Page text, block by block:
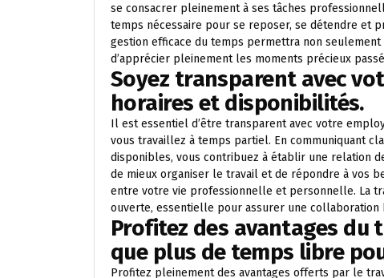
se consacrer pleinement à ses tâches
temps nécessaire pour se reposer, se détendre et
gestion efficace du temps permettra non seulement
d’apprécier pleinement les moments précieux
Soyez transparent avec
horaires et disponibilités.
Il est essentiel d’être transparent avec votre
vous travaillez à temps partiel. En communiquant
disponibles, vous contribuez à établir une relation
de mieux organiser le travail et de répondre à vos
entre votre vie professionnelle et personnelle. La
ouverte, essentielle pour assurer une collaboration
Profitez des avantages
que plus de temps libre
Profitez pleinement des avantages offerts par le